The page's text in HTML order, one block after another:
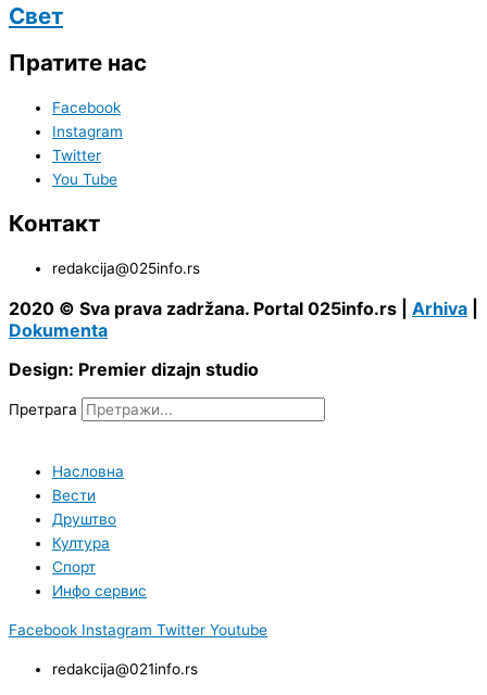
Свет
Пратите нас
Facebook
Instagram
Twitter
You Tube
Контакт
redakcija@025info.rs
2020 © Sva prava zadržana. Portal 025info.rs | Arhiva
Dokumenta
Design: Premier dizajn studio
Претрага
Насловна
Вести
Друштво
Култура
Спорт
Инфо сервис
Facebook Instagram Twitter Youtube
redakcija@021info.rs